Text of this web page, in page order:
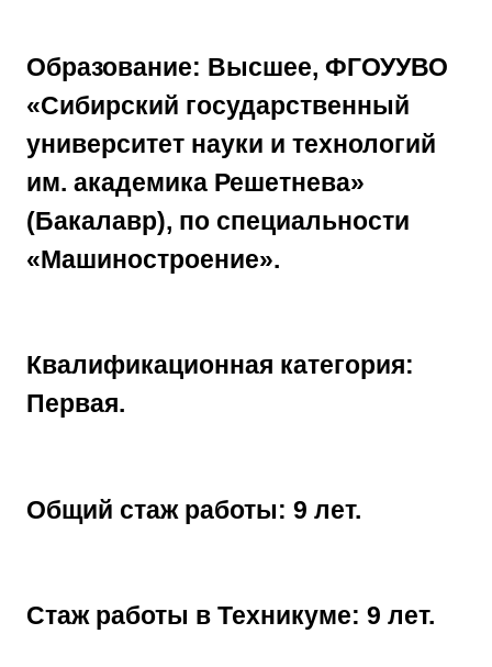
Образование: Высшее, ФГОУУВО
«Сибирский государственный
университет науки и технологий
им. академика Решетнева»
(Бакалавр), по специальности
«Машиностроение».
Квалификационная категория:
Первая.
Общий стаж работы: 9 лет.
Стаж работы в Техникуме: 9 лет.